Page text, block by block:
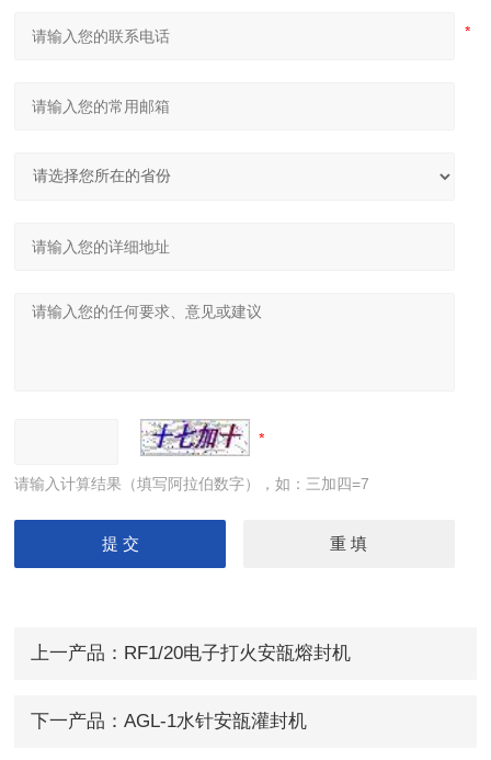
请输入计算结果（填写阿拉伯数字），如：三加四=7
上一产品： RF1/20电子打火安瓿熔封机
下一产品： AGL-1水针安瓿灌封机